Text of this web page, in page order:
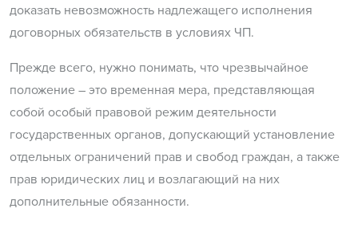
доказать невозможность надлежащего исполнения
договорных обязательств в условиях ЧП.
Прежде всего, нужно понимать, что чрезвычайное
положение – это временная мера, представляющая
собой особый правовой режим деятельности
государственных органов, допускающий установление
отдельных ограничений прав и свобод граждан, а также
прав юридических лиц и возлагающий на них
дополнительные обязанности.